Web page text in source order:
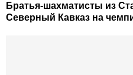
Братья-шахматисты из
Северный Кавказ на